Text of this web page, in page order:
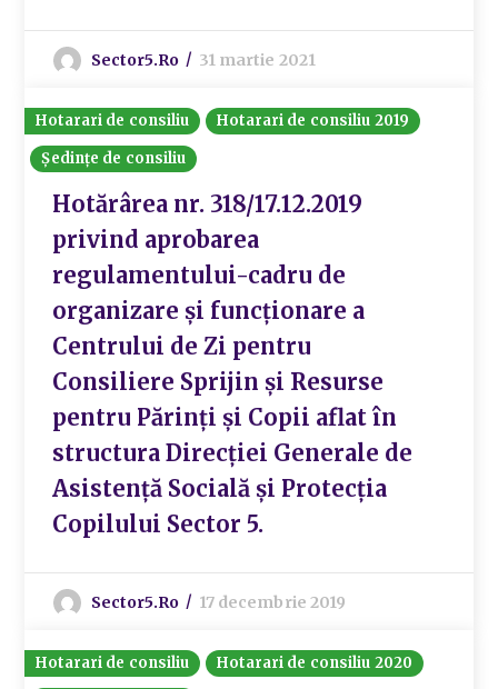
Sector5.ro 31 martie 2021
Hotarari de consiliu
Hotarari de consiliu 2019
Ședințe de consiliu
Hotărârea nr. 318/17.12.2019
privind aprobarea
regulamentului-cadru de
organizare și funcționare a
Centrului de Zi pentru
Consiliere Sprijin și Resurse
pentru Părinți și Copii aflat în
structura Direcției Generale de
Asistență Socială și Protecția
Copilului Sector 5.
Sector5.ro 17 decembrie 2019
Hotarari de consiliu
Hotarari de consiliu 2020